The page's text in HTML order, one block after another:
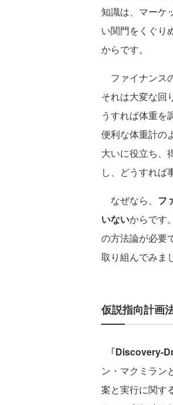
知識は、マーケ
い関門をくぐり
からです。
ファイナンス
それは大変な回
うすれば体重を
便利な体重計の
大いに役立ち、
し、どうすれば
なぜなら、 フ
いないからです
の方法論が必要
取り組んでみま
仮説指向計画
｢Discovery-
ン・マクミラン
案と実行に関す